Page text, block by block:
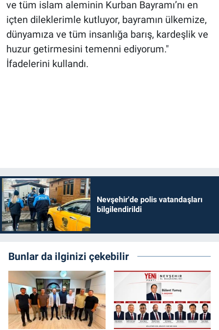
ve tüm islam aleminin Kurban Bayramı’nı en
içten dileklerimle kutluyor, bayramın ülkemize,
dünyamıza ve tüm insanlığa barış, kardeşlik ve
huzur getirmesini temenni ediyorum."
İfadelerini kullandı.
Nevşehir'de polis vatandaşları
bilgilendirildi
Bunlar da ilginizi çekebilir